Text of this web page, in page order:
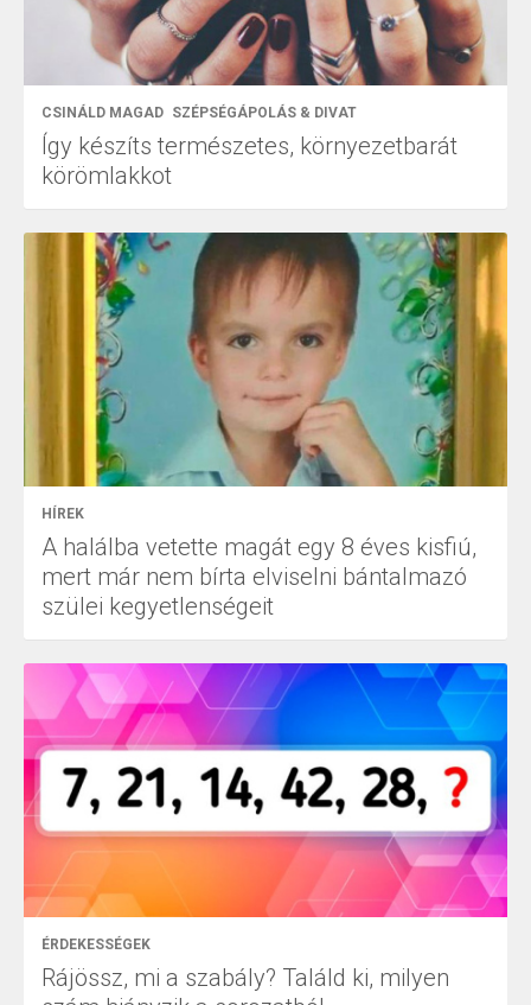
CSINÁLD MAGAD SZÉPSÉGÁPOLÁS & DIVAT
Így készíts természetes, környezetbarát
körömlakkot
HÍREK
A halálba vetette magát egy 8 éves kisfiú,
mert már nem bírta elviselni bántalmazó
szülei kegyetlenségeit
ÉRDEKESSÉGEK
Rájössz, mi a szabály? Találd ki, milyen